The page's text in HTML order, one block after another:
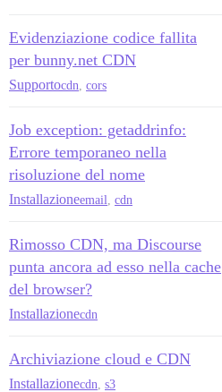
Evidenziazione codice fallita
per bunny.net CDN
Supportocdn cors
Job exception: getaddrinfo:
Errore temporaneo nella
risoluzione del nome
Installazioneemail cdn
Rimosso CDN, ma Discourse
punta ancora ad esso nella cache
del browser?
Installazionecdn
Archiviazione cloud e CDN
Installazionecdn s3